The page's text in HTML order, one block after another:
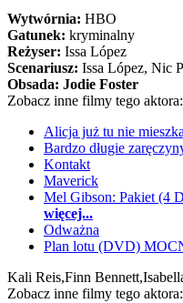
Wytwórnia: HBO
Gatunek: kryminalny
Reżyser: Issa López
Scenariusz: Issa López, Nic
Obsada: Jodie Foster
Zobacz inne filmy tego aktora:
Alicja już tu nie mieszka
Bardzo długie
Kontakt
Maverick
Mel Gibson: Pakiet (4
więcej...
Odważna
Plan lotu (DVD)
Kali Reis,Finn Bennett,
Zobacz inne filmy tego aktora: